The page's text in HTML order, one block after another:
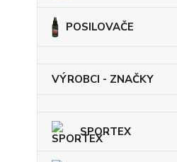
POSILOVAČE
VÝROBCI - ZNAČKY
SPORTEX